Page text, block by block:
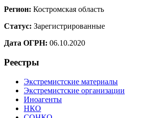
Регион: Костромская область
Статус: Зарегистрированные
Дата ОГРН: 06.10.2020
Реестры
Экстремистские материалы
Экстремистские организации
Иноагенты
НКО